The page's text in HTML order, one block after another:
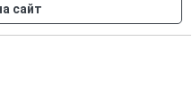
сайт